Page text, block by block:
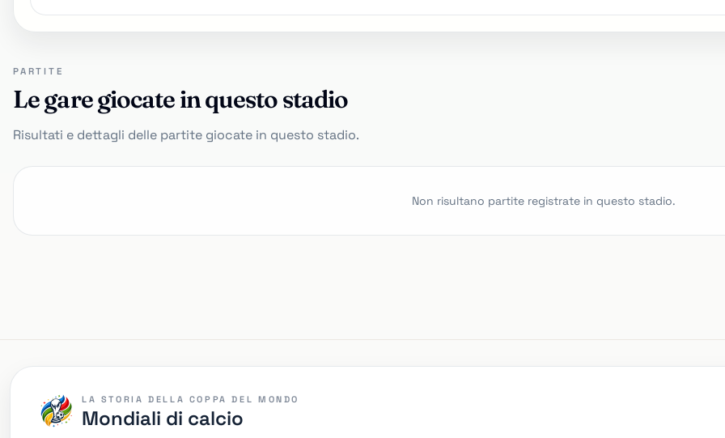
PARTITE
Le gare giocate in questo stadio
Risultati e dettagli delle partite giocate in questo stadio.
Non risultano partite registrate in questo stadio.
LA STORIA DELLA COPPA DEL MONDO
Mondiali di calcio